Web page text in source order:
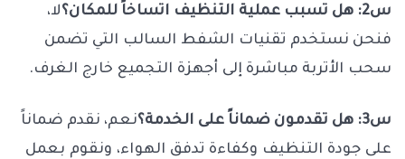
س2: هل تسبب عملية التنظيف اتساخاً للمكان؟
لا،
فنحن نستخدم تقنيات الشفط السالب التي تضمن
سحب الأتربة مباشرة إلى أجهزة التجميع خارج الغرف.
س3: هل تقدمون ضماناً على الخدمة؟
نعم، نقدم ضماناً
على جودة التنظيف وكفاءة تدفق الهواء، ونقوم بعمل